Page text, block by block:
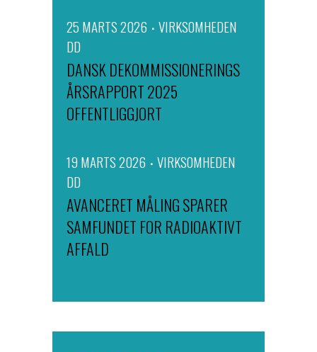
25 MARTS 2026
VIRKSOMHEDEN
DD
DANSK DEKOMMISSIONERINGS
ÅRSRAPPORT 2025
OFFENTLIGGJORT
19 MARTS 2026
VIRKSOMHEDEN
DD
AVANCERET MÅLING SPARER
SAMFUNDET FOR RADIOAKTIVT
AFFALD